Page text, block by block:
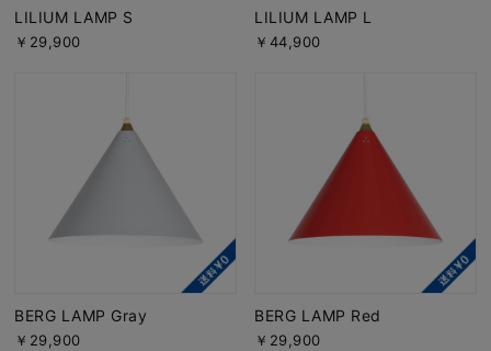
LILIUM LAMP S
￥29,900
LILIUM LAMP L
￥44,900
BERG LAMP Gray
￥29,900
BERG LAMP Red
￥29,900